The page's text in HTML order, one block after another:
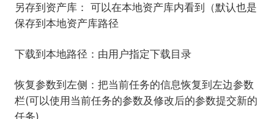
另存到资产库： 可以在本地资产库内看到（默认也是
保存到本地资产库路径
下载到本地路径：由用户指定下载目录
恢复参数到左侧：把当前任务的信息恢复到左边参数
栏(可以使用当前任务的参数及修改后的参数提交新的
任务)